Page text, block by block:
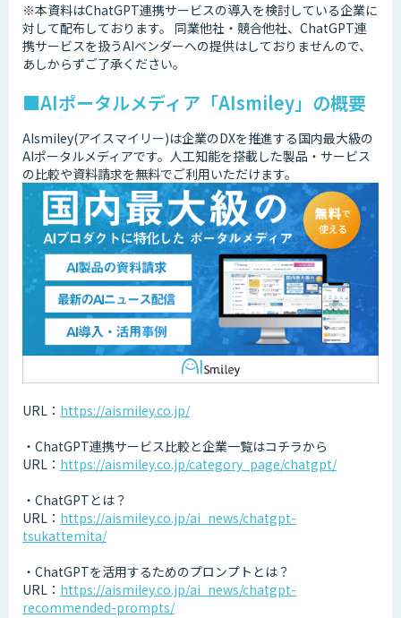
※本資料はChatGPT連携サービスの導入を検討している企業に
対して配布しております。 同業他社・競合他社、ChatGPT連
携サービスを扱うAIベンダーへの提供はしておりませんので、
あしからずご了承ください。
■AIポータルメディア「AIsmiley」の概要
AIsmiley(アイスマイリー)は企業のDXを推進する国内最大級の
AIポータルメディアです。人工知能を搭載した製品・サービス
の比較や資料請求を無料でご利用いただけます。
URL： https://aismiley.co.jp/
・ChatGPT連携サービス比較と企業一覧はコチラから
URL： https://aismiley.co.jp/category_page/chatgpt/
・ChatGPTとは？
URL： https://aismiley.co.jp/ai_news/chatgpt-
tsukattemita/
・ChatGPTを活用するためのプロンプトとは？
URL： https://aismiley.co.jp/ai_news/chatgpt-
recommended-prompts/